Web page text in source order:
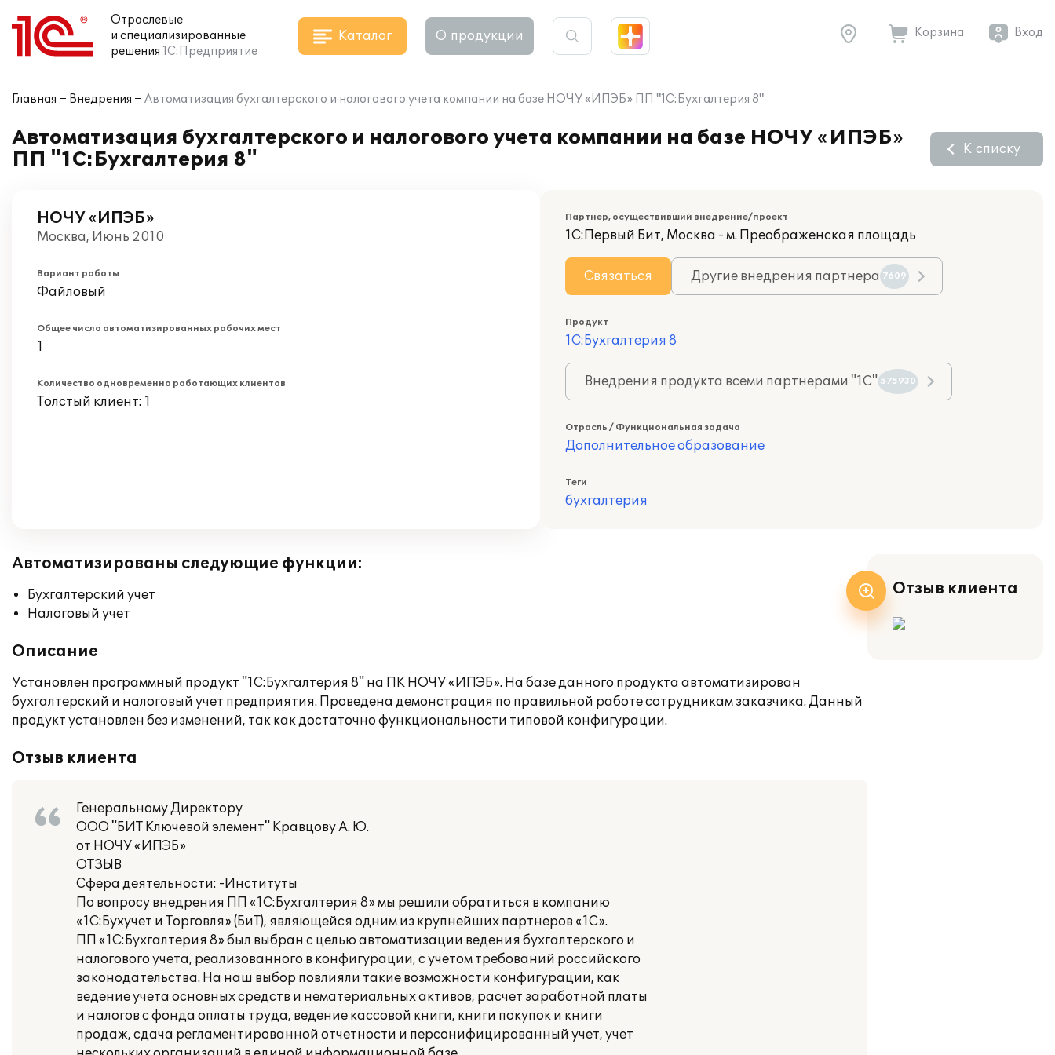
Отраслевые
и специализированные
решения 1С:Предприятие
Каталог О продукции Корзина Вход
Главная Внедрения Автоматизация бухгалтерского и налогового учета компании на базе НОЧУ «ИПЭБ» ПП "1С:Бухгалтерия 8"
Автоматизация бухгалтерского и налогового учета компании на базе НОЧУ «ИПЭБ»
ПП "1С:Бухгалтерия 8"
К списку
НОЧУ «ИПЭБ»
Москва, Июнь 2010
Вариант работы
Файловый
Общее число автоматизированных рабочих мест
1
Количество одновременно работающих клиентов
Толстый клиент: 1
Партнер, осуществивший внедрение/проект
1С:Первый Бит, Москва - м. Преображенская площадь
Связаться Другие внедрения партнера 7609
Продукт
1С:Бухгалтерия 8
Внедрения продукта всеми партнерами "1С" 575930
Отрасль / Функциональная задача
Дополнительное образование
Теги
бухгалтерия
Автоматизированы следующие функции:
Бухгалтерский учет
Налоговый учет
Описание
Установлен программный продукт "1С:Бухгалтерия 8" на ПК НОЧУ «ИПЭБ». На базе данного продукта автоматизирован
бухгалтерский и налоговый учет предприятия. Проведена демонстрация по правильной работе сотрудникам заказчика. Данный
продукт установлен без изменений, так как достаточно функциональности типовой конфигурации.
Отзыв клиента
Генеральному Директору
ООО "БИТ Ключевой элемент" Кравцову А. Ю.
от НОЧУ «ИПЭБ»
ОТЗЫВ
Сфера деятельности: -Институты
По вопросу внедрения ПП «1С:Бухгалтерия 8» мы решили обратиться в компанию
«1С:Бухучет и Торговля» (БиТ), являющейся одним из крупнейших партнеров «1С».
ПП «1С:Бухгалтерия 8» был выбран с целью автоматизации ведения бухгалтерского и
налогового учета, реализованного в конфигурации, с учетом требований российского
законодательства. На наш выбор повлияли такие возможности конфигурации, как
ведение учета основных средств и нематериальных активов, расчет заработной платы
и налогов с фонда оплаты труда, ведение кассовой книги, книги покупок и книги
продаж, сдача регламентированной отчетности и персонифицированный учет, учет
Отзыв клиента